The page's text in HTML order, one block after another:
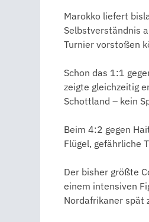
Marokko liefert
Selbstverständnis
Turnier vorstoßen
Schon das 1:1
zeigte gleichzeitig
Schottland – kein
Beim 4:2 gegen
Flügel, gefährliche
Der bisher größte
einem intensiven
Nordafrikaner spät